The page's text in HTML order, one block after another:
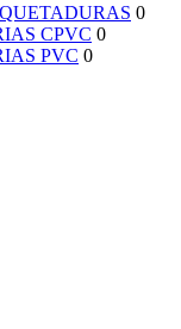
0
CPVC 0
PVC 0